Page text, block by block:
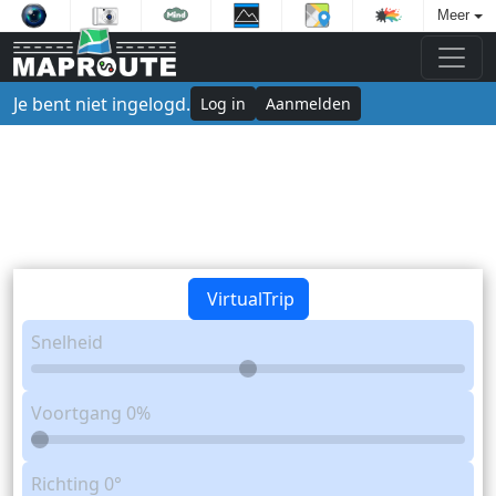
Meer
Je bent niet ingelogd. Log in Aanmelden
VirtualTrip
Snelheid
Voortgang 0%
Richting 0°